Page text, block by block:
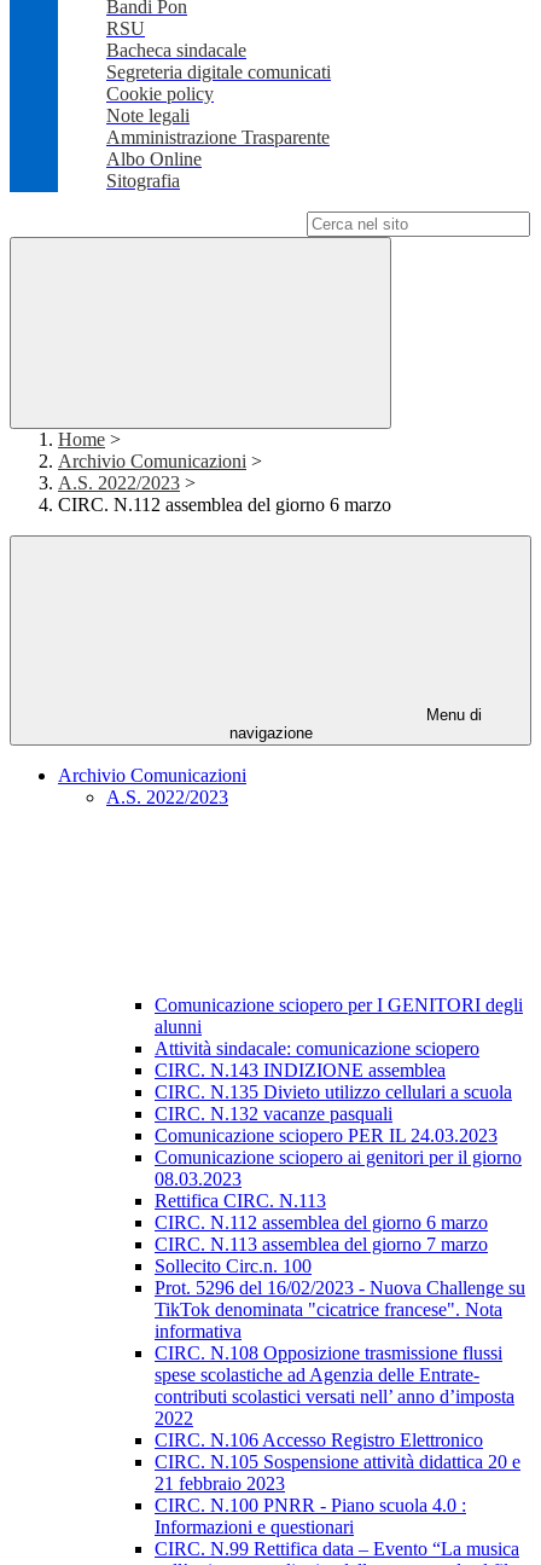
Bandi Pon
RSU
Bacheca sindacale
Segreteria digitale comunicati
Cookie policy
Note legali
Amministrazione Trasparente
Albo Online
Sitografia
Home >
Archivio Comunicazioni >
A.S. 2022/2023 >
CIRC. N.112 assemblea del giorno 6 marzo
Menu di
navigazione
Archivio Comunicazioni
A.S. 2022/2023
Comunicazione sciopero per I GENITORI degli
alunni
Attività sindacale: comunicazione sciopero
CIRC. N.143 INDIZIONE assemblea
CIRC. N.135 Divieto utilizzo cellulari a scuola
CIRC. N.132 vacanze pasquali
Comunicazione sciopero PER IL 24.03.2023
Comunicazione sciopero ai genitori per il giorno
08.03.2023
Rettifica CIRC. N.113
CIRC. N.112 assemblea del giorno 6 marzo
CIRC. N.113 assemblea del giorno 7 marzo
Sollecito Circ.n. 100
Prot. 5296 del 16/02/2023 - Nuova Challenge su
TikTok denominata "cicatrice francese". Nota
informativa
CIRC. N.108 Opposizione trasmissione flussi
spese scolastiche ad Agenzia delle Entrate-
contributi scolastici versati nell’ anno d’imposta
2022
CIRC. N.106 Accesso Registro Elettronico
CIRC. N.105 Sospensione attività didattica 20 e
21 febbraio 2023
CIRC. N.100 PNRR - Piano scuola 4.0 :
Informazioni e questionari
CIRC. N.99 Rettifica data – Evento “La musica